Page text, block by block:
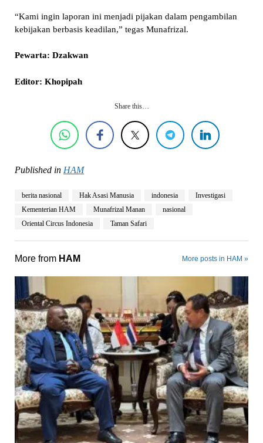
“Kami ingin laporan ini menjadi pijakan dalam pengambilan
kebijakan berbasis keadilan,” tegas Munafrizal.
Pewarta: Dzakwan
Editor: Khopipah
Share this…
Published in HAM
berita nasional Hak Asasi Manusia indonesia
Investigasi
Kementerian HAM
Munafrizal Manan
nasional
Oriental Circus Indonesia
Taman Safari
More from HAM More posts in HAM »